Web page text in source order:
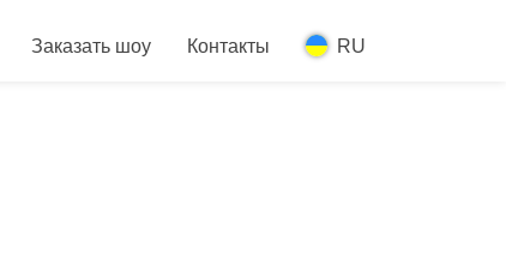
Заказать шоу Контакты RU